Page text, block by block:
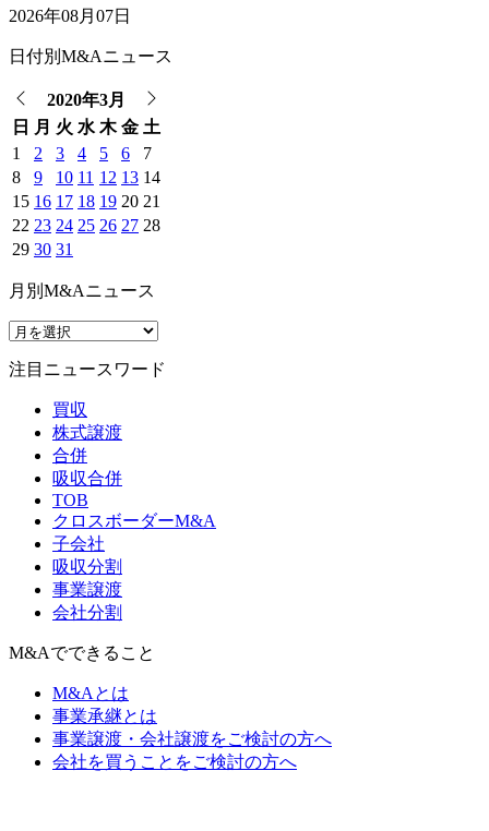
2026年08月07日
日付別M&Aニュース
2020年3月
日 月 火 水 木 金 土
1
2 3 4 5 6
7
8
9 10 11 12 13 14
15 16 17 18 19 20 21
22 23 24 25 26 27 28
29 30 31
月別M&Aニュース
注目ニュースワード
買収
株式譲渡
合併
吸収合併
TOB
クロスボーダーM&A
子会社
吸収分割
事業譲渡
会社分割
M&Aでできること
M&Aとは
事業承継とは
事業譲渡・会社譲渡をご検討の方へ
会社を買うことをご検討の方へ